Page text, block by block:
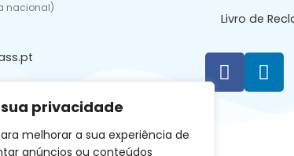
privacidade
melhorar a sua experiência de
anúncios ou conteúdos
nacional)
Livro de